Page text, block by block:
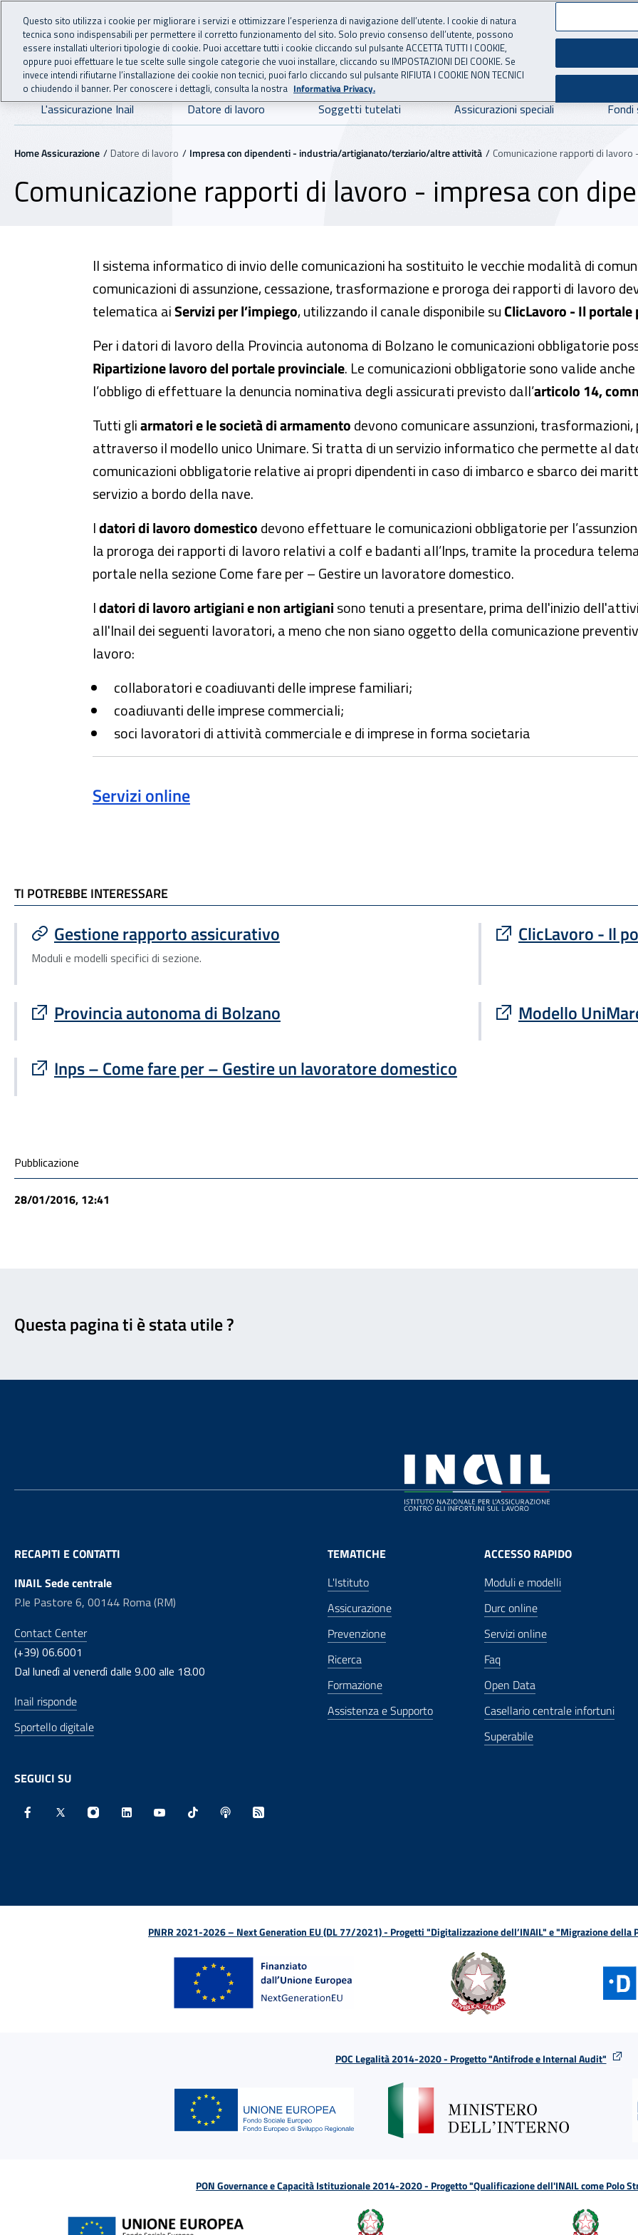
Vai al menu principale
Vai al contenuto principale
INAIL - Istituto Nazionale per l'Assicurazione
ASSICURAZIONE
Navigazione principale
L'assicurazione Inail Datore di lavoro Soggetti tutelati Assicurazioni speciali Fondi
Navigazione - Ti trovi in:
Home Assicurazione Datore di lavoro Impresa con dipendenti - industria/artigianato/terziario/altre attività Comunicazione rapporti di
Comunicazione rapporti di lavoro - impresa con
Il sistema informatico di invio delle comunicazioni ha sostituito le vecchie modalità di
comunicazioni di assunzione, cessazione, trasformazione e proroga dei rapporti di lavoro
telematica aiServizi per l’impiego, utilizzando il canale disponibile suClicLavoro - Il
Per i datori di lavoro della Provincia autonoma di Bolzano le comunicazioni obbligatorie
Ripartizione lavoro del portale provinciale. Le comunicazioni obbligatorie sono valide
l’obbligo di effettuare la denuncia nominativa degli assicurati previsto dall’articolo 14,
Tutti gliarmatori e le società di armamentodevono comunicare assunzioni,
attraverso il modello unico Unimare. Si tratta di un servizio informatico che permette al
comunicazioni obbligatorie relative ai propri dipendenti in caso di imbarco e sbarco dei
servizio a bordo della nave.
Idatori di lavoro domesticodevono effettuare le comunicazioni obbligatorie per
la proroga dei rapporti di lavoro relativi a colf e badanti all’Inps, tramite la procedura
portale nella sezione Come fare per – Gestire un lavoratore domestico.
Idatori di lavoro artigiani e non artigianisono tenuti a presentare, prima dell'inizio
all'Inail dei seguenti lavoratori, a meno che non siano oggetto della comunicazione
lavoro:
collaboratori e coadiuvanti delle imprese familiari;
coadiuvanti delle imprese commerciali;
soci lavoratori di attività commerciale e di imprese in forma societaria
Servizi online
TI POTREBBE INTERESSARE
TI POTREBBE INTERESSARE
Gestione rapporto assicurativo
Moduli e modelli specifici di sezione.
ClicLavoro - Il
Provincia autonoma di Bolzano
Sito esterno : apre una nuova finestra Modello
Inps – Come fare per – Gestire un lavoratore domestico
Sito esterno : apre una nuova finestra
Condivisione social
Pubblicazione
28/01/2016, 12:41
Questa pagina ti è stata utile ?
RECAPITI E CONTATTI
INAIL Sede centrale
P.le Pastore 6, 00144 Roma (RM)
Contact Center
(+39) 06.6001
Dal lunedì al venerdì dalle 9.00 alle 18.00
Inail risponde
Sportello digitale
SEGUICI SU
TEMATICHE
L'Istituto
Assicurazione
Prevenzione
Ricerca
Formazione
Assistenza e Supporto
ACCESSO RAPIDO
Moduli e modelli
Durc online
Servizi online
Faq
Open Data
Casellario centrale infortuni
Superabile
PNRR 2021-2026 – Next Generation EU (DL 77/2021) - Progetti "Digitalizzazione dell’INAIL" e "Migrazione della
POC Legalità 2014-2020 - Progetto "Antifrode e Internal Audit"
PON Governance e Capacità Istituzionale 2014-2020 - Progetto "Qualificazione dell'INAIL come Polo
Questo sito utilizza i cookie per migliorare i servizi e ottimizzare l’esperienza di navigazione dell’utente. I cookie di natura
tecnica sono indispensabili per permettere il corretto funzionamento del sito. Solo previo consenso dell’utente, possono
essere installati ulteriori tipologie di cookie. Puoi accettare tutti i cookie cliccando sul pulsante ACCETTA TUTTI I COOKIE,
oppure puoi effettuare le tue scelte sulle singole categorie che vuoi installare, cliccando su IMPOSTAZIONI DEI COOKIE. Se
invece intendi rifiutarne l’installazione dei cookie non tecnici, puoi farlo cliccando sul pulsante RIFIUTA I COOKIE NON TECNICI
o chiudendo il banner. Per conoscere i dettagli, consulta la nostra Informativa Privacy.